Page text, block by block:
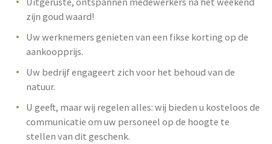
zijn goud waard!
Uw werknemers genieten van een fikse korting op de
aankoopprijs.
Uw bedrijf engageert zich voor het behoud van de
natuur.
U geeft, maar wij regelen alles: wij bieden u kosteloos de
communicatie om uw personeel op de hoogte te
stellen van dit geschenk.